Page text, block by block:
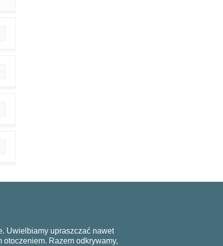
Uwielbiamy upraszczać nawet
otoczeniem. Razem odkrywamy,